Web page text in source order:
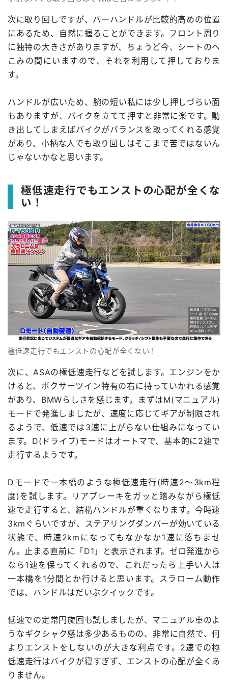
次に取り回しですが、バーハンドルが比較的高めの位置
にあるため、自然に握ることができます。フロント周り
に独特の大きさがありますが、ちょうど今、シートのへ
こみの間にいますので、それを利用して押しておりま
す。
ハンドルが広いため、腕の短い私には少し押しづらい面
もありますが、バイクを立てて押すと非常に楽です。動
き出してしまえばバイクがバランスを取ってくれる感覚
があり、小柄な人でも取り回しはそこまで苦ではないん
じゃないかなと思います。
極低速走行でもエンストの心配が全くな
い！
極低速走行でもエンストの心配が全くない！
次に、ASAの極低速走行などを試します。エンジンをか
けると、ボクサーツイン特有の右に持っていかれる感覚
があり、BMWらしさを感じます。まずはM(マニュアル)
モードで発進しましたが、速度に応じてギアが制限され
るようで、低速では3速に上がらない仕組みになってい
ます。D(ドライブ)モードはオートマで、基本的に2速で
走行するようです。
Dモードで一本橋のような極低速走行(時速2〜3km程
度)を試します。リアブレーキをガッと踏みながら極低
速で走行すると、結構ハンドルが重くなります。今時速
3kmぐらいですが、ステアリングダンパーが効いている
状態で、時速2kmになってもなかなか1速に落ちませ
ん。止まる直前に「D1」と表示されます。ゼロ発進から
なら1速を保ってくれるので、これだったら上手い人は
一本橋を1分間とか行けると思います。スラローム動作
では、ハンドルはだいぶクイックです。
低速での定常円旋回も試しましたが、マニュアル車のよ
うなギクシャク感は多少あるものの、非常に自然で、何
よりエンストをしないのが大きな利点です。2速での極
低速走行はバイクが寝すぎず、エンストの心配が全くあ
りません。